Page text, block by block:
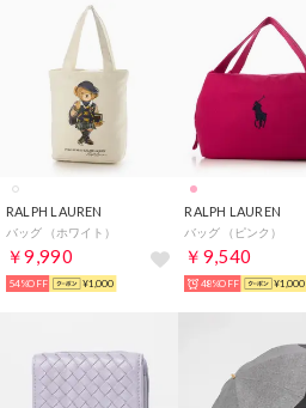
RALPH LAUREN
バッグ （ホワイト）
￥9,990
54%OFF ¥1,000
RALPH LAUREN
バッグ （ピンク）
￥9,540
48%OFF ¥1,000